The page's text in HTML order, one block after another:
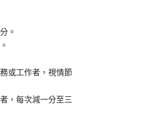
。
務或工作者，視情節
者，每次減一分至三